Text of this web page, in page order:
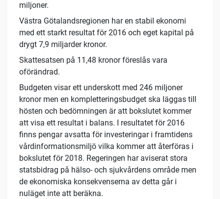
miljoner.
Västra Götalandsregionen har en stabil ekonomi
med ett starkt resultat för 2016 och eget kapital på
drygt 7,9 miljarder kronor.
Skattesatsen på 11,48 kronor föreslås vara
oförändrad.
Budgeten visar ett underskott med 246 miljoner
kronor men en kompletteringsbudget ska läggas till
hösten och bedömningen är att bokslutet kommer
att visa ett resultat i balans. I resultatet för 2016
finns pengar avsatta för investeringar i framtidens
vårdinformationsmiljö vilka kommer att återföras i
bokslutet för 2018. Regeringen har aviserat stora
statsbidrag på hälso- och sjukvårdens område men
de ekonomiska konsekvenserna av detta går i
nuläget inte att beräkna.